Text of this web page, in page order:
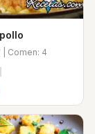
| Comen: 4